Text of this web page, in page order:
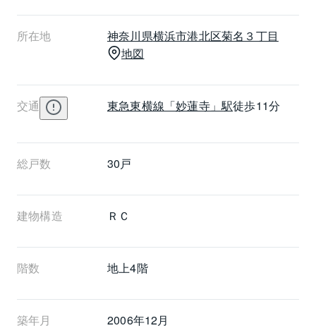
徒歩15分、JR横浜線の菊名駅から徒歩16分です。周辺
はスーパーが至近で、歯科医院、コンビニエンススト
所在地 神奈川県横浜市港北区菊名３丁目
地図
交通 東急東横線 「妙蓮寺」駅徒歩11分
総戸数 30戸
建物構造 ＲＣ
階数 地上4階
築年月 2006年12月